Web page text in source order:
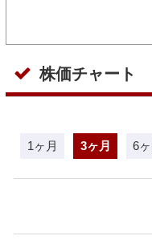
株価チャート
1ヶ月 3ヶ月 6